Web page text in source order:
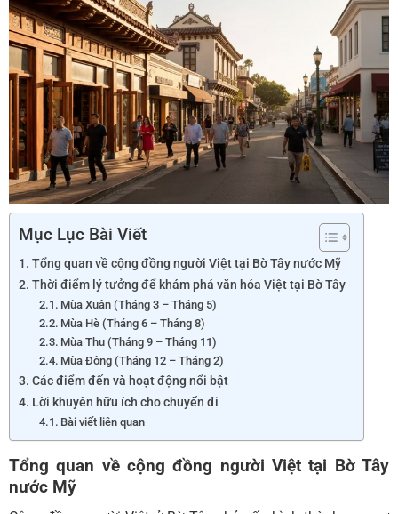
Mục Lục Bài Viết
Tổng quan về cộng đồng người Việt tại Bờ Tây nước Mỹ
Thời điểm lý tưởng để khám phá văn hóa Việt tại Bờ Tây
Mùa Xuân (Tháng 3 – Tháng 5)
Mùa Hè (Tháng 6 – Tháng 8)
Mùa Thu (Tháng 9 – Tháng 11)
Mùa Đông (Tháng 12 – Tháng 2)
Các điểm đến và hoạt động nổi bật
Lời khuyên hữu ích cho chuyến đi
Bài viết liên quan
Tổng quan về cộng đồng người Việt tại Bờ Tây
nước Mỹ